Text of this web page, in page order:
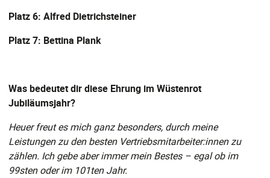
Platz 6: Alfred Dietrichsteiner
Platz 7: Bettina Plank
Was bedeutet dir diese Ehrung im Wüstenrot
Jubiläumsjahr?
Heuer freut es mich ganz besonders, durch meine
Leistungen zu den besten Vertriebsmitarbeiter:innen zu
zählen. Ich gebe aber immer mein Bestes – egal ob im
99sten oder im 101ten Jahr.